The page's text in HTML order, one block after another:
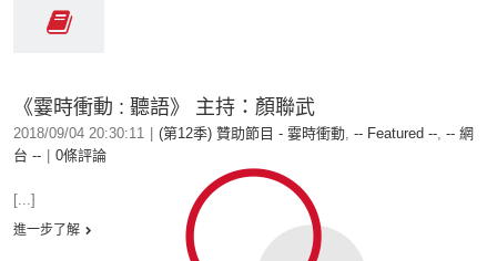
《霎時衝動 : 聽語》 主持：顏聯武
2018/09/04 20:30:11 (第12季) 贊助節目 - 霎時衝動, -- Featured --, -- 網
台 --
0條評論
[...]
進一步了解